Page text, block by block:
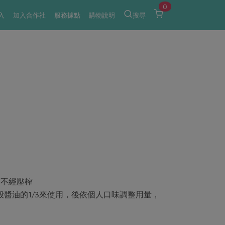
加入合作社 服務據點 購物說明 搜尋
0
經壓榨
油的1/3來使用，後依個人口味調整用量，